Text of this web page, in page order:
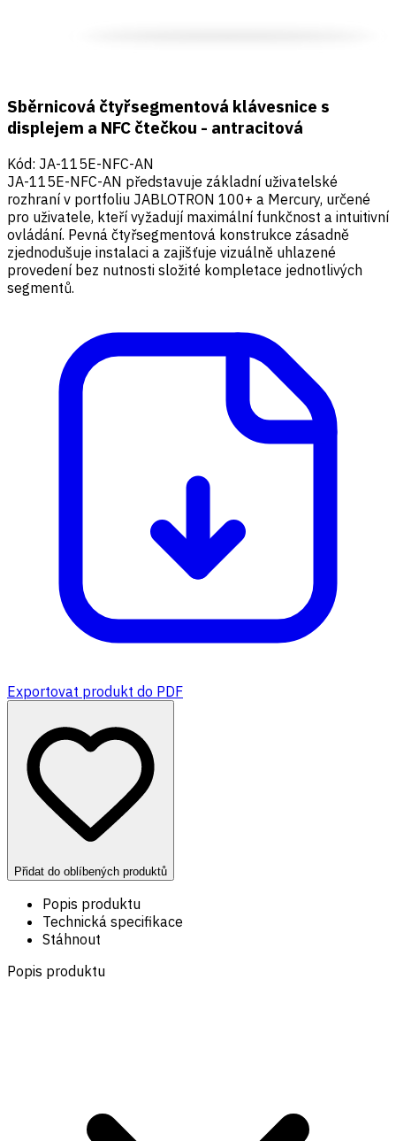
Sběrnicová čtyřsegmentová klávesnice s
displejem a NFC čtečkou - antracitová
Kód: JA-115E-NFC-AN
JA-115E-NFC-AN představuje základní uživatelské
rozhraní v portfoliu JABLOTRON 100+ a Mercury, určené
pro uživatele, kteří vyžadují maximální funkčnost a intuitivní
ovládání. Pevná čtyřsegmentová konstrukce zásadně
zjednodušuje instalaci a zajišťuje vizuálně uhlazené
provedení bez nutnosti složité kompletace jednotlivých
segmentů.
Exportovat produkt do PDF
Přidat do oblíbených produktů
Popis produktu
Technická specifikace
Stáhnout
Popis produktu